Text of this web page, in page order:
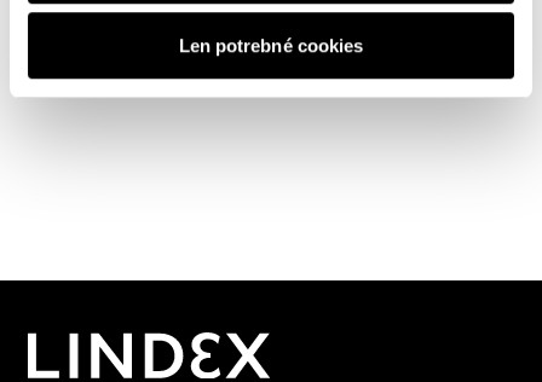
Len potrebné cookies
Prečítajte si viacBavlna